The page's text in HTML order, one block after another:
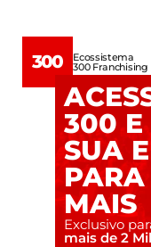
300 Ecossistema
300 Franchising
Ecossistema
Quem somos
300 E
SUA
PARA
MAIS
Exclusivo
mais de 2